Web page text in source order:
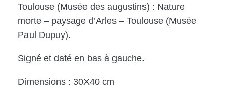
Toulouse (Musée des augustins) : Nature
morte – paysage d’Arles – Toulouse (Musée
Paul Dupuy).
Signé et daté en bas à gauche.
Dimensions : 30X40 cm